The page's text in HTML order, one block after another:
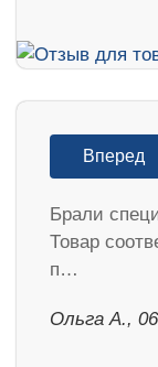
Вперед
Брали
Товар
п…
Ольга А.,